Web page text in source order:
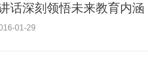
话深刻领悟未来教育内涵
01-29